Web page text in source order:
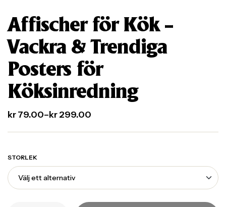
Affischer för Kök –
Vackra & Trendiga
Posters för
Köksinredning
kr79.00–kr299.00
STORLEK